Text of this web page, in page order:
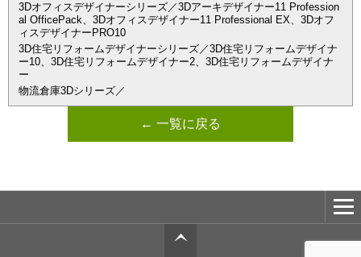
3Dオフィスデザイナーシリーズ／3Dアーキデザイナー11 Profession
al OfficePack、3Dオフィスデザイナー11 Professional EX、3Dオフ
ィスデザイナーPRO10
3D住宅リフォームデザイナーシリーズ／3D住宅リフォームデザイナ
ー10、3D住宅リフォームデザイナー2、3D住宅リフォームデザイナ
ー
物流倉庫3Dシリーズ／
← 一覧に戻る